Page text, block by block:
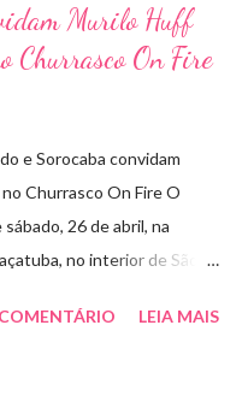
Murilo Huff
Churrasco On Fire
e Sorocaba convidam
Churrasco On Fire O
26 de abril, na
no interior de São
gravar duas faixas ao lado
LEIA MAIS